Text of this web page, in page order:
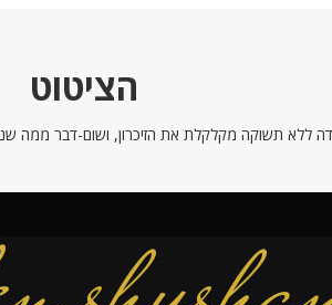
הציטוט
ללא תשוקה מקלקלת את הזיכרון, ושום-דבר ממה